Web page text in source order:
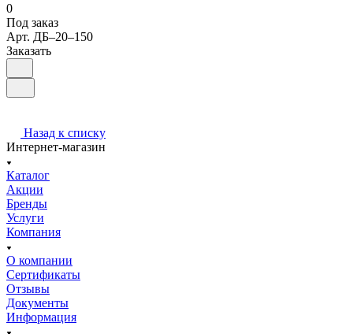
0
Под заказ
Арт. ДБ–20–150
Заказать
Назад к списку
Интернет-магазин
Каталог
Акции
Бренды
Услуги
Компания
О компании
Сертификаты
Отзывы
Документы
Информация